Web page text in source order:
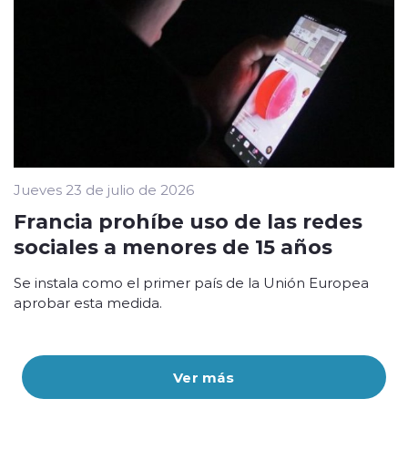
Ver más
Jueves 23 de julio de 2026
Francia prohíbe uso de las redes
sociales a menores de 15 años
Se instala como el primer país de la Unión Europea
aprobar esta medida.